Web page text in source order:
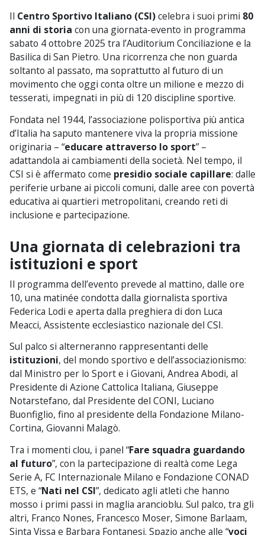
Il Centro Sportivo Italiano (CSI)celebra i suoi primi 80
anni di storia con una giornata-evento in programma
sabato 4 ottobre 2025 tra l’Auditorium Conciliazione e la
Basilica di San Pietro. Una ricorrenza che non guarda
soltanto al passato, ma soprattutto al futuro di un
movimento che oggi conta oltre un milione e mezzo di
tesserati, impegnati in più di 120 discipline sportive.
Fondata nel 1944, l’associazione polisportiva più antica
d’Italia ha saputo mantenere viva la propria missione
originaria – “educare attraverso lo sport” –
adattandola ai cambiamenti della società. Nel tempo, il
CSI si è affermato come presidio sociale capillare: dalle
periferie urbane ai piccoli comuni, dalle aree con povertà
educativa ai quartieri metropolitani, creando reti di
inclusione e partecipazione.
Una giornata di celebrazioni tra
istituzioni e sport
Il programma dell’evento prevede al mattino, dalle ore
10, una matinée condotta dalla giornalista sportiva
Federica Lodi e aperta dalla preghiera di don Luca
Meacci, Assistente ecclesiastico nazionale del CSI.
Sul palco si alterneranno rappresentanti delle
istituzioni, del mondo sportivo e dell’associazionismo:
dal Ministro per lo Sport e i Giovani, Andrea Abodi, al
Presidente di Azione Cattolica Italiana, Giuseppe
Notarstefano, dal Presidente del CONI, Luciano
Buonfiglio, fino al presidente della Fondazione Milano-
Cortina, Giovanni Malagò.
Tra i momenti clou, i panel “Fare squadra guardando
al futuro”, con la partecipazione di realtà come Lega
Serie A, FC Internazionale Milano e Fondazione CONAD
ETS, e “Nati nel CSI”, dedicato agli atleti che hanno
mosso i primi passi in maglia arancioblu. Sul palco, tra gli
altri, Franco Nones, Francesco Moser, Simone Barlaam,
Sinta Vissa e Barbara Fontanesi. Spazio anche alle “voci